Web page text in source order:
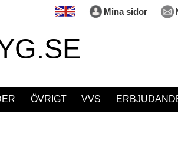
Mina sidor
ÖVRIGT VVS